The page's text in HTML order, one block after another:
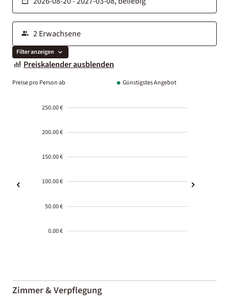
Filter anzeigen
Preiskalender ausblenden
Preise pro Person ab Günstigstes Angebot
250.00 €
200.00 €
150.00 €
100.00 €
50.00 €
0.00 €
01-02
Zimmer & Verpflegung